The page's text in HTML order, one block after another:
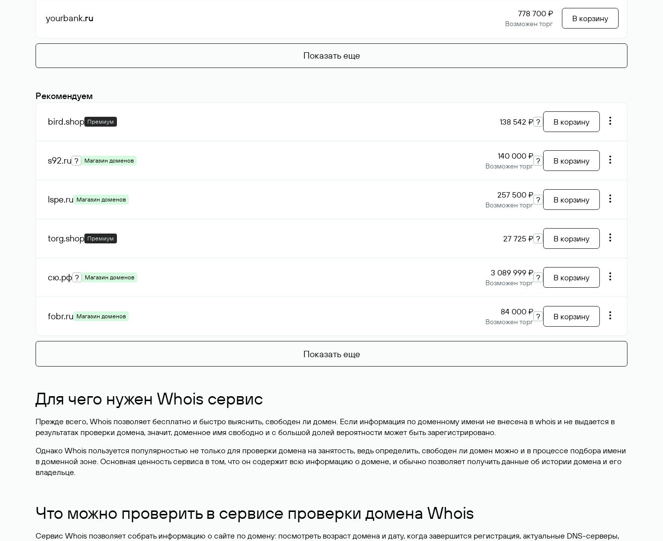
yourbank.ru 778 700 ₽
Возможен торг
В корзину
Показать еще
Рекомендуем
bird.shop Премиум 138 542 ₽ ? В корзину
s92.ru ? Магазин доменов 140 000 ₽
Возможен торг
? В корзину
lspe.ru Магазин доменов 257 500 ₽
Возможен торг
? В корзину
torg.shop Премиум 27 725 ₽ ? В корзину
сю.рф ? Магазин доменов 3 089 999 ₽
Возможен торг
? В корзину
fobr.ru Магазин доменов 84 000 ₽
Возможен торг
? В корзину
Показать еще
Для чего нужен Whois сервис
Прежде всего, Whois позволяет бесплатно и быстро выяснить, свободен ли домен. Если информация по доменному имени не внесена в whois и не выдается в
результатах проверки домена, значит, доменное имя свободно и с большой долей вероятности может быть зарегистрировано.
Однако Whois пользуется популярностью не только для проверки домена на занятость, ведь определить, свободен ли домен можно и в процессе подбора имени
в доменной зоне. Основная ценность сервиса в том, что он содержит всю информацию о домене, и обычно позволяет получить данные об истории домена и его
владельце.
Что можно проверить в сервисе проверки домена Whois
Сервис Whois позволяет собрать информацию о сайте по домену: посмотреть возраст домена и дату, когда завершится регистрация, актуальные DNS-серверы,